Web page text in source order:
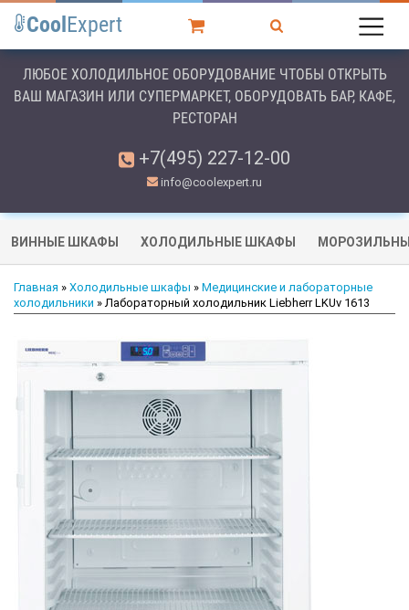
Cool Expert
ЛЮБОЕ ХОЛОДИЛЬНОЕ ОБОРУДОВАНИЕ ЧТОБЫ ОТКРЫТЬ
ВАШ МАГАЗИН ИЛИ СУПЕРМАРКЕТ, ОБОРУДОВАТЬ БАР, КАФЕ,
РЕСТОРАН
+7(495) 227-12-00
info@coolexpert.ru
ВИННЫЕ ШКАФЫ ХОЛОДИЛЬНЫЕ ШКАФЫ
Главная » Холодильные шкафы » Медицинские и лабораторные
холодильники » Лабораторный холодильник Liebherr LKUv 1613